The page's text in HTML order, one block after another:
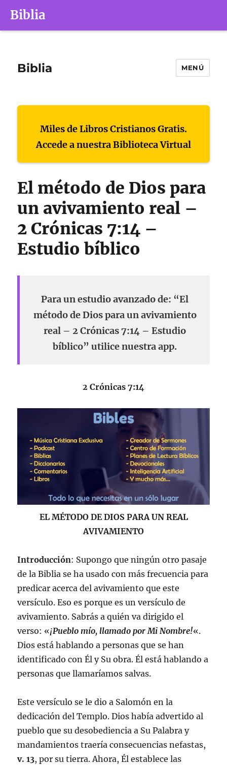
Biblia
Biblia MENÚ
Miles de Libros Cristianos Gratis.
Accede a nuestra Biblioteca Virtual
El método de Dios para
un avivamiento real –
2 Crónicas 7:14 –
Estudio bíblico
Para un estudio avanzado de: “El
método de Dios para un avivamiento
real – 2 Crónicas 7:14 – Estudio
bíblico” utilice nuestra app.
2 Crónicas 7:14
EL MÉTODO DE DIOS PARA UN REAL
AVIVAMIENTO
Introducción: Supongo que ningún otro pasaje
de la Biblia se ha usado con más frecuencia para
predicar acerca del avivamiento que este
versículo. Eso es porque es un versículo de
avivamiento. Sabrás a quién va dirigido el
verso: «¡Pueblo mío, llamado por Mi Nombre!«.
Dios está hablando a personas que se han
identificado con Él y Su obra. Él está hablando a
personas que llamaríamos salvas.
Este versículo se le dio a Salomón en la
dedicación del Templo. Dios había advertido al
pueblo que su desobediencia a Su Palabra y
mandamientos traería consecuencias nefastas,
v. 13, por su tierra. Ahora, Él establece las